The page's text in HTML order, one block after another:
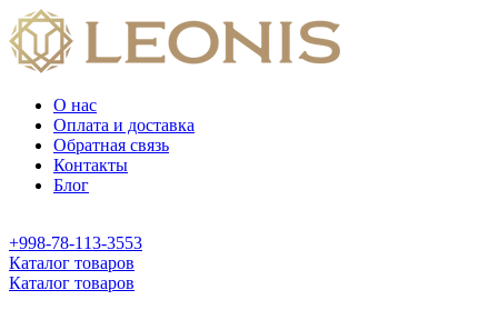
О нас
Оплата и доставка
Обратная связь
Контакты
Блог
+998-78-113-3553
Каталог товаров
Каталог товаров